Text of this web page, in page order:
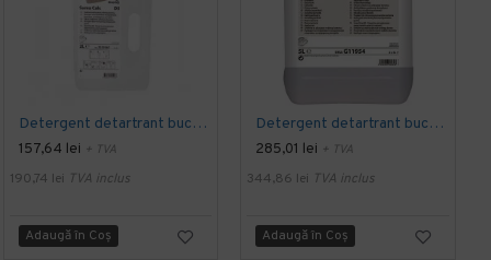
Detergent detartrant bucatarie SUMA Calc D5, Diversey, 2L
157,64 lei + TVA
190,74 lei TVA inclus
Adaugă în Coş
Detergent detartrant bucatarie SUMA Calc D5, Diversey, 5L
285,01 lei + TVA
344,86 lei TVA inclus
Adaugă în Coş